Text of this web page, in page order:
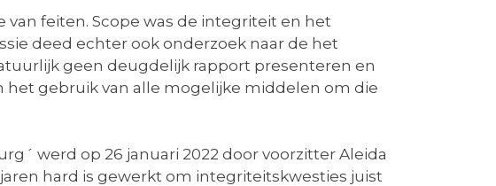
feiten. Scope was de integriteit en het
deed echter ook onderzoek naar de het
geen deugdelijk rapport presenteren en
het gebruik van alle mogelijke middelen om die
werd op 26 januari 2022 door voorzitter Aleida
hard is gewerkt om integriteitskwesties juist